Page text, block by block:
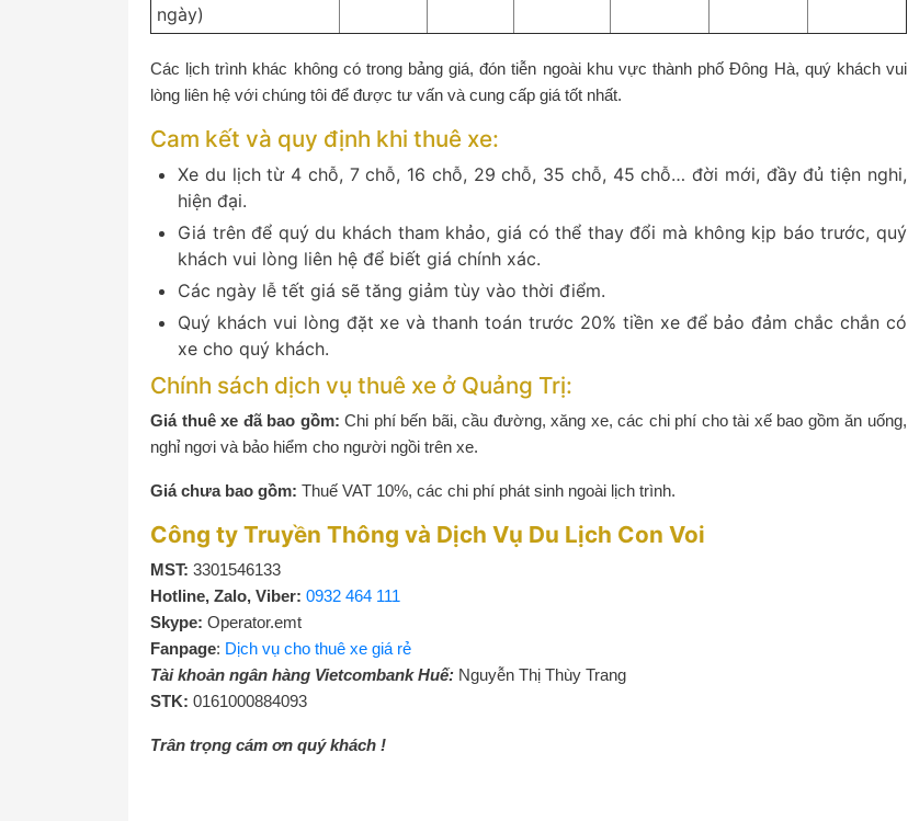
ngày)
Các lịch trình khác không có trong bảng giá, đón tiễn ngoài khu vực thành phố Đông Hà, quý khách vui
lòng liên hệ với chúng tôi để được tư vấn và cung cấp giá tốt nhất.
Cam kết và quy định khi thuê xe:
Xe du lịch từ 4 chỗ, 7 chỗ, 16 chỗ, 29 chỗ, 35 chỗ, 45 chỗ… đời mới, đầy đủ tiện nghi,
hiện đại.
Giá trên để quý du khách tham khảo, giá có thể thay đổi mà không kịp báo trước, quý
khách vui lòng liên hệ để biết giá chính xác.
Các ngày lễ tết giá sẽ tăng giảm tùy vào thời điểm.
Quý khách vui lòng đặt xe và thanh toán trước 20% tiền xe để bảo đảm chắc chắn có
xe cho quý khách.
Chính sách dịch vụ thuê xe ở Quảng Trị:
Giá thuê xe đã bao gồm: Chi phí bến bãi, cầu đường, xăng xe, các chi phí cho tài xế bao gồm ăn uống,
nghỉ ngơi và bảo hiểm cho người ngồi trên xe.
Giá chưa bao gồm: Thuế VAT 10%, các chi phí phát sinh ngoài lịch trình.
Công ty Truyền Thông và Dịch Vụ Du Lịch Con Voi
MST: 3301546133
Hotline, Zalo, Viber: 0932 464 111
Skype: Operator.emt
Fanpage: Dịch vụ cho thuê xe giá rẻ
Tài khoản ngân hàng Vietcombank Huế: Nguyễn Thị Thùy Trang
STK: 0161000884093
Trân trọng cám ơn quý khách !